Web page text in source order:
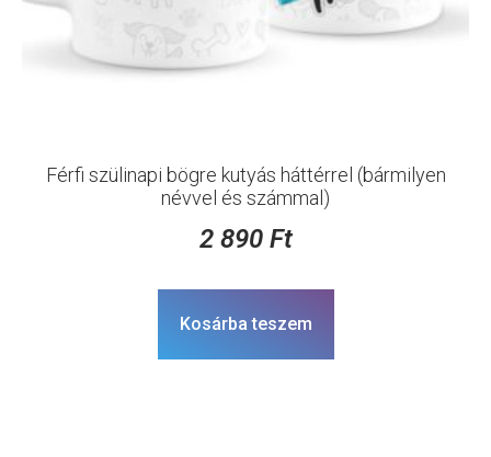
Férfi szülinapi bögre kutyás háttérrel (bármilyen
névvel és számmal)
2 890 Ft
Kosárba teszem